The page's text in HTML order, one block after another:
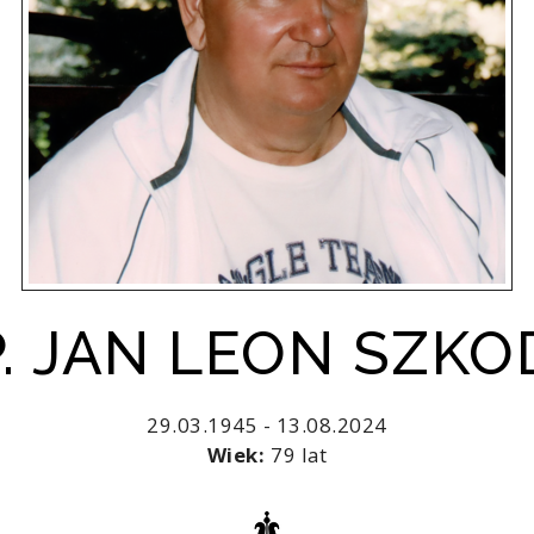
JAN LEON
29.03.1945 - 13.08.2024
Wiek: 79 lat